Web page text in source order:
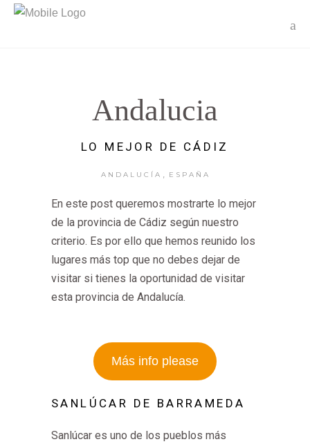
Andalucia
LO MEJOR DE CÁDIZ
ANDALUCÍA ESPAÑA
En este post queremos mostrarte lo mejor
de la provincia de Cádiz según nuestro
criterio. Es por ello que hemos reunido los
lugares más top que no debes dejar de
visitar si tienes la oportunidad de visitar
esta provincia de Andalucía.
Más info please
SANLÚCAR DE BARRAMEDA
Sanlúcar es uno de los pueblos más